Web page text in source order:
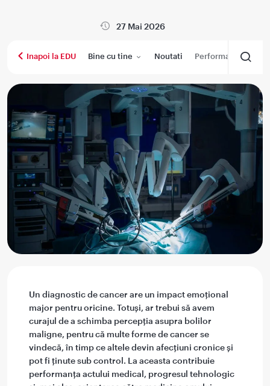
27 Mai 2026
Inapoi la EDU Bine cu tine Noutati Performanta
Un diagnostic de cancer are un impact emoțional
major pentru oricine. Totuși, ar trebui să avem
curajul de a schimba percepția asupra bolilor
maligne, pentru că multe forme de cancer se
vindecă, în timp ce altele devin afecțiuni cronice și
pot fi ținute sub control. La aceasta contribuie
performanța actului medical, progresul tehnologic